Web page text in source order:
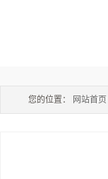
您的位置： 网站首页